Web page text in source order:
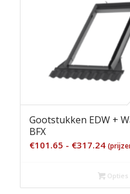
Gootstukken EDW +
BFX
€101.65 - €317.24
tot
Opties